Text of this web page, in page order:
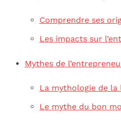
Comprendre ses
Les impacts sur
Mythes de
La mythologie de
Le mythe du bon